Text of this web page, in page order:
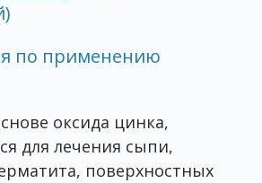
по применению
оксида цинка,
для лечения сыпи,
поверхностных